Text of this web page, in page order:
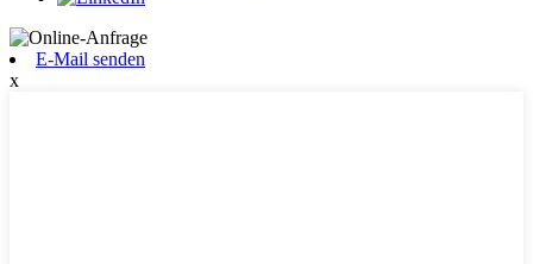
E-Mail senden
x